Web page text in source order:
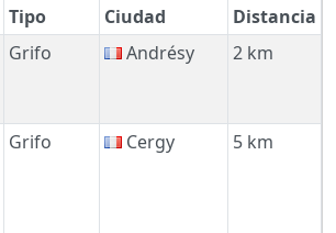
Tipo Ciudad
Distancia
Grifo Andrésy 2 km
Grifo Cergy 5 km